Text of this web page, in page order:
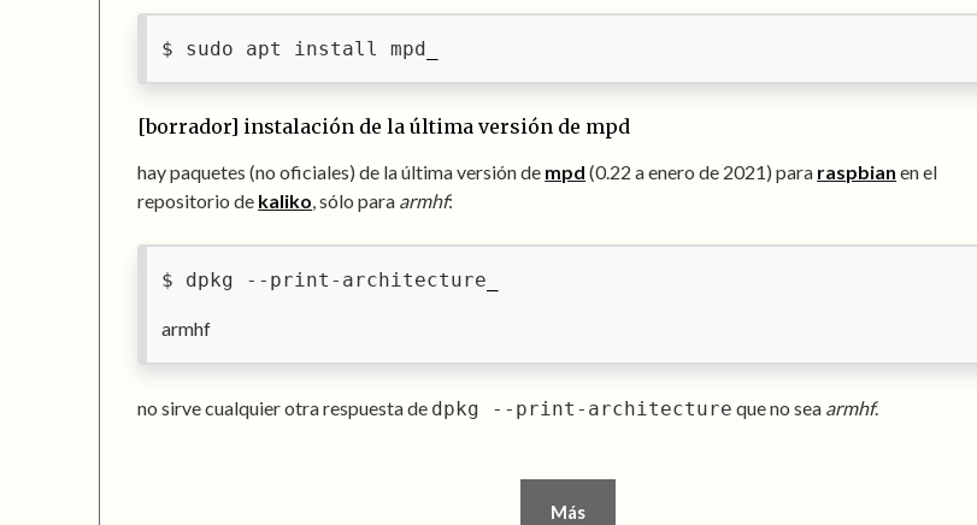
sudo apt install mpd
[borrador] instalación de la última versión de mpd
hay paquetes (no oficiales) de la última versión de mpd (0.22 a enero de 2021) para raspbian en el
repositorio de kaliko, sólo para armhf:
dpkg --print-architecture
armhf
no sirve cualquier otra respuesta de dpkg --print-architecture que no sea armhf.
Más